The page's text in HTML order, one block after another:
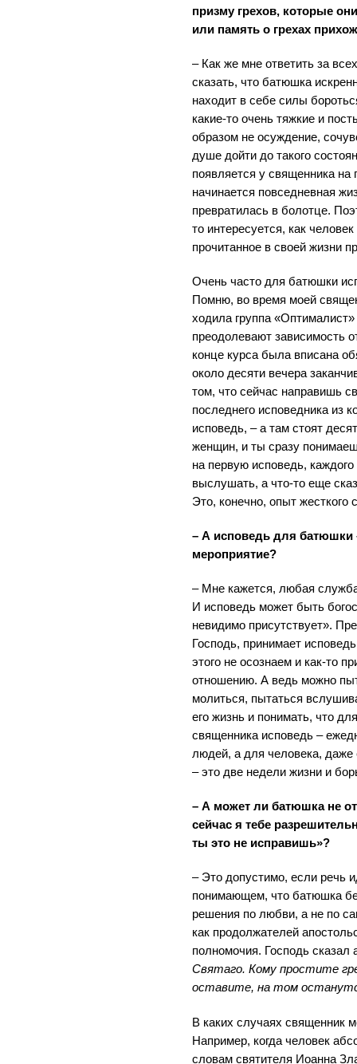
призму грехов, которые
или память о грехах
– Как же мне ответить за
сказать, что батюшка
находит в себе силы
какие-то очень тяжкие и
образом не осуждение,
душе дойти до такого
появляется у священника
начинается повседневная
превратилась в болотце.
то интересуется, как
прочитанное в своей жизни
Очень часто для батюшки
Помню, во время моей
ходила группа
преодолевают зависимость
конце курса была вписана
около десяти вечера
том, что сейчас направишь
последнего исповедника из
исповедь, – а там стоят
женщин, и ты сразу
на первую исповедь,
выслушать, а что-то еще
Это, конечно, опыт жесткого
– А исповедь для батюшки
мероприятие?
– Мне кажется, любая
И исповедь может быть
невидимо присутствует».
Господь, принимает
этого не осознаем и как-то
отношению. А ведь можно
молиться, пытаться
его жизнь и понимать, что
священника исповедь –
людей, а для человека,
– это две недели жизни и
– А может ли батюшка не
сейчас я тебе
ты это не исправишь»?
– Это допустимо, если речь
понимающем, что батюшка
решения по любви, а не по
как продолжателей
полномочия. Господь сказал
Святаго. Кому простите
оставите, на том
В каких случаях священник
Например, когда человек
словам святителя Иоанна